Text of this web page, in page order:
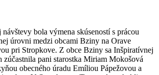
bola výmena skúseností s prácou
úrovni medzi obcami Bziny na Orave
pri Stropkove. Z obce Bziny sa Inšpiratívnej
zúčastnila pani starostka Miriam Mokošová
obecného úradu Emíliou Pápežovou a